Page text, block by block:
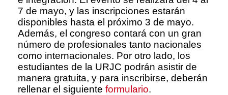
7 de mayo, y las inscripciones estarán
disponibles hasta el próximo 3 de mayo.
Además, el congreso contará con un gran
número de profesionales tanto nacionales
como internacionales. Por otro lado, los
estudiantes de la URJC podrán asistir de
manera gratuita, y para inscribirse, deberán
rellenar el siguiente formulario.